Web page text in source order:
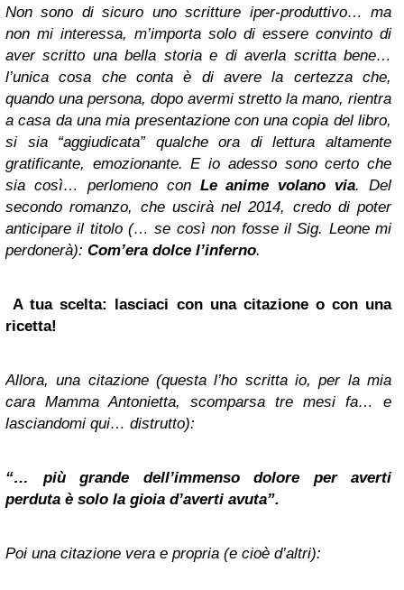
Non sono di sicuro uno scritture iper-produttivo… ma
non mi interessa, m’importa solo di essere convinto di
aver scritto una bella storia e di averla scritta bene…
l’unica cosa che conta è di avere la certezza che,
quando una persona, dopo avermi stretto la mano, rientra
a casa da una mia presentazione con una copia del libro,
si sia “aggiudicata” qualche ora di lettura altamente
gratificante, emozionante. E io adesso sono certo che
sia così… perlomeno con Le anime volano via. Del
secondo romanzo, che uscirà nel 2014, credo di poter
anticipare il titolo (… se così non fosse il Sig. Leone mi
perdonerà): Com’era dolce l’inferno.
A tua scelta: lasciaci con una citazione o con una
ricetta!
Allora, una citazione (questa l’ho scritta io, per la mia
cara Mamma Antonietta, scomparsa tre mesi fa… e
lasciandomi qui… distrutto):
“… più grande dell’immenso dolore per averti
perduta è solo la gioia d’averti avuta”.
Poi una citazione vera e propria (e cioè d’altri):